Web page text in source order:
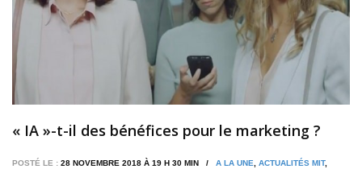
« IA »-t-il des bénéfices pour le marketing ?
POSTÉ LE : 28 NOVEMBRE 2018 À 19 H 30 MIN / A LA UNE ACTUALITÉS MIT,